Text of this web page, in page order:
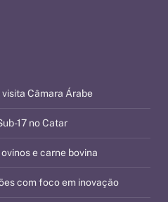
Câmara Árabe
17 no Catar
e carne bovina
com foco em inovação